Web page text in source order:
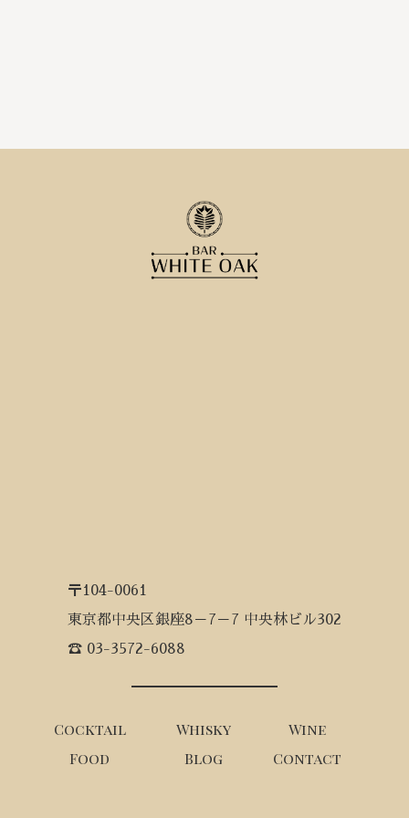
〒104-0061
東京都中央区銀座8－7－7 中央林ビル302
☎ 03-3572-6088
Cocktail Whisky
Wine
Food
Blog Contact